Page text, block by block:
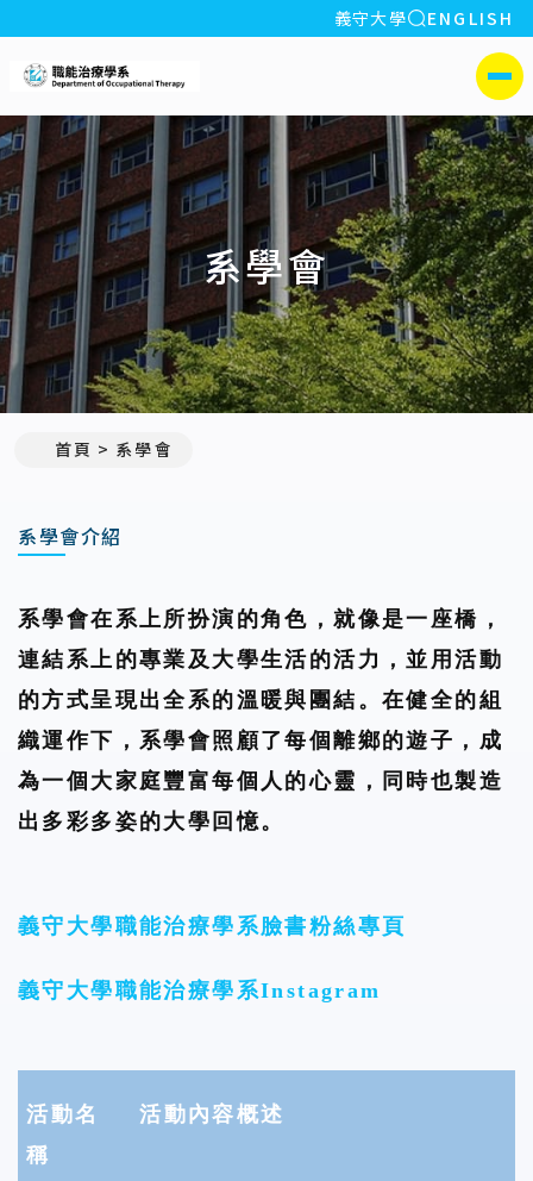
:::
義守大學 全站搜索
ENGLISH
側選單
系學會
首頁 系學會
系學會介紹
系學會在系上所扮演的角色，就像是一座橋，
連結系上的專業及大學生活的活力，並用活動
的方式呈現出全系的溫暖與團結。在健全的組
織運作下，系學會照顧了每個離鄉的遊子，成
為一個大家庭豐富每個人的心靈，同時也製造
出多彩多姿的大學回憶。
義守大學職能治療學系臉書粉絲專頁
義守大學職能治療學系Instagram
活動名
稱
活動內容概述